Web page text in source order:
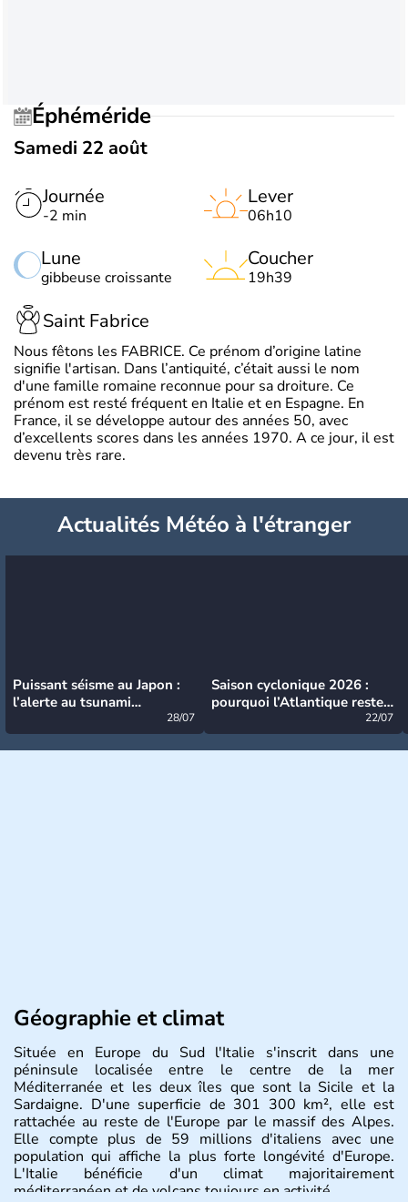
Éphéméride
Samedi 22 août
Journée
-2 min
Lune
gibbeuse croissante
Lever
06h10
Coucher
19h39
Saint Fabrice
Nous fêtons les FABRICE. Ce prénom d’origine latine
signifie l'artisan. Dans l’antiquité, c’était aussi le nom
d'une famille romaine reconnue pour sa droiture. Ce
prénom est resté fréquent en Italie et en Espagne. En
France, il se développe autour des années 50, avec
d’excellents scores dans les années 1970. A ce jour, il est
devenu très rare.
Actualités Météo à l'étranger
Puissant séisme au Japon :
l’alerte au tsunami
28/07
Saison cyclonique 2026 :
pourquoi l’Atlantique reste
22/07
Géographie et climat
Située en Europe du Sud l'Italie s'inscrit dans une
péninsule localisée entre le centre de la mer
Méditerranée et les deux îles que sont la Sicile et la
Sardaigne. D'une superficie de 301 300 km², elle est
rattachée au reste de l'Europe par le massif des Alpes.
Elle compte plus de 59 millions d'italiens avec une
population qui affiche la plus forte longévité d'Europe.
L'Italie bénéficie d'un climat majoritairement
méditerranéen et de volcans toujours en activité.